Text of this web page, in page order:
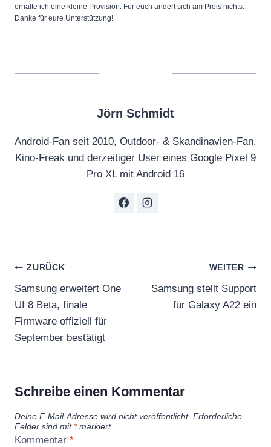
erhalte ich eine kleine Provision. Für euch ändert sich am Preis nichts.
Danke für eure Unterstützung!
Jörn Schmidt
Android-Fan seit 2010, Outdoor- & Skandinavien-Fan,
Kino-Freak und derzeitiger User eines Google Pixel 9
Pro XL mit Android 16
Beitragsnavigation
ZURÜCK
Samsung erweitert One
UI 8 Beta, finale
Firmware offiziell für
September bestätigt
WEITER
Samsung stellt Support
für Galaxy A22 ein
Schreibe einen Kommentar
Deine E-Mail-Adresse wird nicht veröffentlicht. Erforderliche
Felder sind mit *markiert
Kommentar *